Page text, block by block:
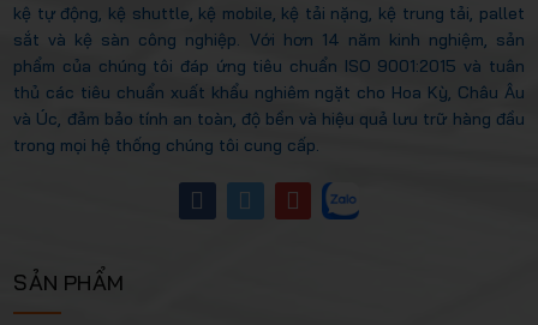
kệ tự động, kệ shuttle, kệ mobile, kệ tải nặng, kệ trung tải, pallet
sắt và kệ sàn công nghiệp. Với hơn 14 năm kinh nghiệm, sản
phẩm của chúng tôi đáp ứng tiêu chuẩn ISO 9001:2015 và tuân
thủ các tiêu chuẩn xuất khẩu nghiêm ngặt cho Hoa Kỳ, Châu Âu
và Úc, đảm bảo tính an toàn, độ bền và hiệu quả lưu trữ hàng đầu
trong mọi hệ thống chúng tôi cung cấp.
SẢN PHẨM